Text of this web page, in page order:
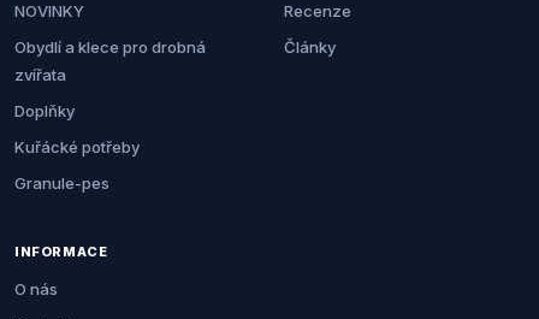
NOVINKY
Obydlí a klece pro drobná
zvířata
Doplňky
Kuřácké potřeby
Granule-pes
Recenze
Články
INFORMACE
O nás